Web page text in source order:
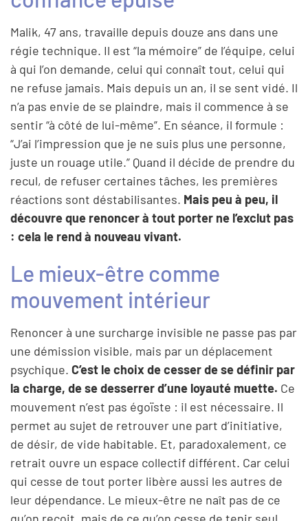
Malik, 47 ans, travaille depuis douze ans dans une
régie technique. Il est “la mémoire” de l’équipe, celui
à qui l’on demande, celui qui connaît tout, celui qui
ne refuse jamais. Mais depuis un an, il se sent vidé. Il
n’a pas envie de se plaindre, mais il commence à se
sentir “à côté de lui-même”. En séance, il formule :
“J’ai l’impression que je ne suis plus une personne,
juste un rouage utile.” Quand il décide de prendre du
recul, de refuser certaines tâches, les premières
réactions sont déstabilisantes. Mais peu à peu, il
découvre que renoncer à tout porter ne l’exclut pas
: cela le rend à nouveau vivant.
Le mieux-être comme
mouvement intérieur
Renoncer à une surcharge invisible ne passe pas par
une démission visible, mais par un déplacement
psychique. C’est le choix de cesser de se définir par
la charge, de se desserrer d’une loyauté muette. Ce
mouvement n’est pas égoïste : il est nécessaire. Il
permet au sujet de retrouver une part d’initiative,
de désir, de vide habitable. Et, paradoxalement, ce
retrait ouvre un espace collectif différent. Car celui
qui cesse de tout porter libère aussi les autres de
leur dépendance. Le mieux-être ne naît pas de ce